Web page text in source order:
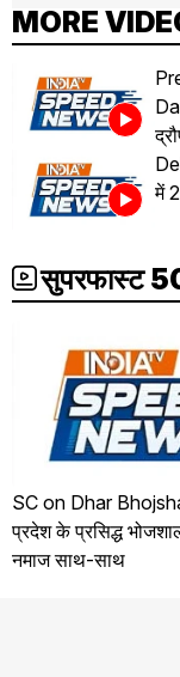
MORE
में
सुपरफास्ट
SC on Dhar
प्रदेश के प्रसिद्ध
नमाज साथ-साथ